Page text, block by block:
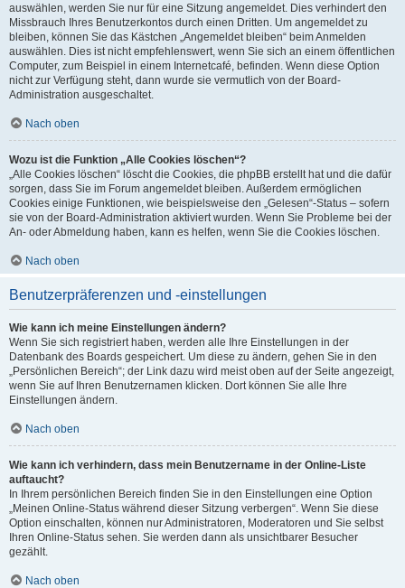
auswählen, werden Sie nur für eine Sitzung angemeldet. Dies verhindert den
Missbrauch Ihres Benutzerkontos durch einen Dritten. Um angemeldet zu
bleiben, können Sie das Kästchen „Angemeldet bleiben“ beim Anmelden
auswählen. Dies ist nicht empfehlenswert, wenn Sie sich an einem öffentlichen
Computer, zum Beispiel in einem Internetcafé, befinden. Wenn diese Option
nicht zur Verfügung steht, dann wurde sie vermutlich von der Board-
Administration ausgeschaltet.
Nach oben
Wozu ist die Funktion „Alle Cookies löschen“?
„Alle Cookies löschen“ löscht die Cookies, die phpBB erstellt hat und die dafür
sorgen, dass Sie im Forum angemeldet bleiben. Außerdem ermöglichen
Cookies einige Funktionen, wie beispielsweise den „Gelesen“-Status – sofern
sie von der Board-Administration aktiviert wurden. Wenn Sie Probleme bei der
An- oder Abmeldung haben, kann es helfen, wenn Sie die Cookies löschen.
Nach oben
Benutzerpräferenzen und -einstellungen
Wie kann ich meine Einstellungen ändern?
Wenn Sie sich registriert haben, werden alle Ihre Einstellungen in der
Datenbank des Boards gespeichert. Um diese zu ändern, gehen Sie in den
„Persönlichen Bereich“; der Link dazu wird meist oben auf der Seite angezeigt,
wenn Sie auf Ihren Benutzernamen klicken. Dort können Sie alle Ihre
Einstellungen ändern.
Nach oben
Wie kann ich verhindern, dass mein Benutzername in der Online-Liste
auftaucht?
In Ihrem persönlichen Bereich finden Sie in den Einstellungen eine Option
„Meinen Online-Status während dieser Sitzung verbergen“. Wenn Sie diese
Option einschalten, können nur Administratoren, Moderatoren und Sie selbst
Ihren Online-Status sehen. Sie werden dann als unsichtbarer Besucher
gezählt.
Nach oben